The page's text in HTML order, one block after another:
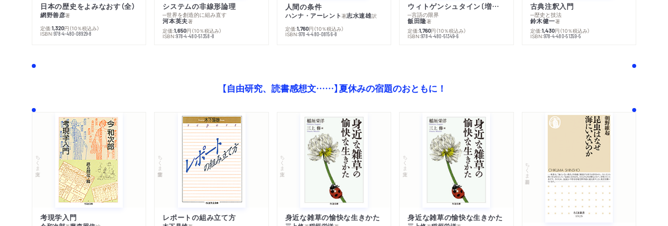
日本の歴史をよみなおす（全）
網野善彦著
定価:1,320円 （10％税込み）
ISBN:978-4-480-08929-8
システムの非線形論理
─世界を創造的に組み直す
河本英夫著
定価:1,650円 （10％税込み）
ISBN:978-4-480-51358-8
人間の条件
ハンナ・アーレント著志水速雄訳
定価:1,760円 （10％税込み）
ISBN:978-4-480-08156-8
ウィトゲンシュタイン〔増補新版〕
─言語の限界
飯田隆著
定価:1,760円 （10％税込み）
ISBN:978-4-480-51349-6
古典注釈入門
─歴史と技法
鈴木健一著
定価:1,430円 （10％税込み）
ISBN:978-4-480-51359-5
【自由研究、読書感想文……】夏休みの宿題のおともに！
ちくま文庫
考現学入門
ちくま学芸文庫
レポートの組み立て方
ちくま文庫
身近な雑草の愉快な生きかた
ちくま文庫
身近な雑草の愉快な生きかた
ちくま新書